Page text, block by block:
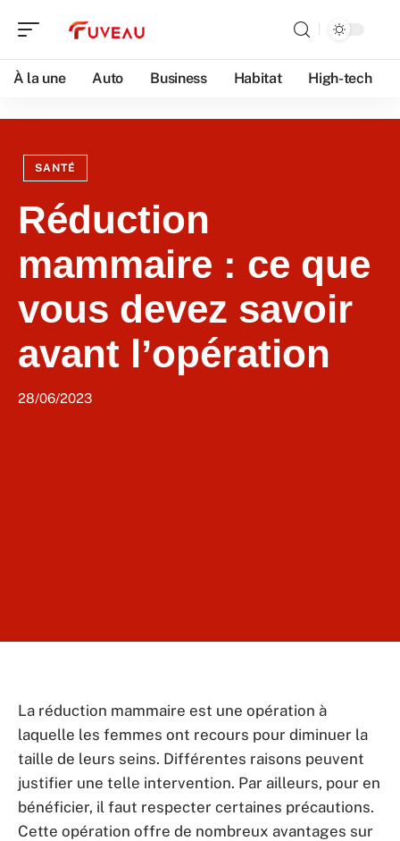
À la une Auto Business Habitat High-tech
SANTÉ
Réduction
mammaire : ce que
vous devez savoir
avant l’opération
28/06/2023
La réduction mammaire est une opération à
laquelle les femmes ont recours pour diminuer la
taille de leurs seins. Différentes raisons peuvent
justifier une telle intervention. Par ailleurs, pour en
bénéficier, il faut respecter certaines précautions.
Cette opération offre de nombreux avantages sur